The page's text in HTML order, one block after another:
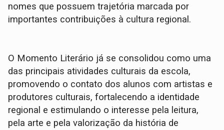
nomes que possuem trajetória marcada por
importantes contribuições à cultura regional.
O Momento Literário já se consolidou como uma
das principais atividades culturais da escola,
promovendo o contato dos alunos com artistas e
produtores culturais, fortalecendo a identidade
regional e estimulando o interesse pela leitura,
pela arte e pela valorização da história de